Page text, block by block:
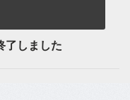
了しました